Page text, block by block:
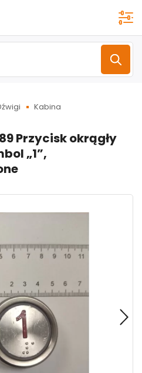
Kabina
Przycisk okrągły
„1”,